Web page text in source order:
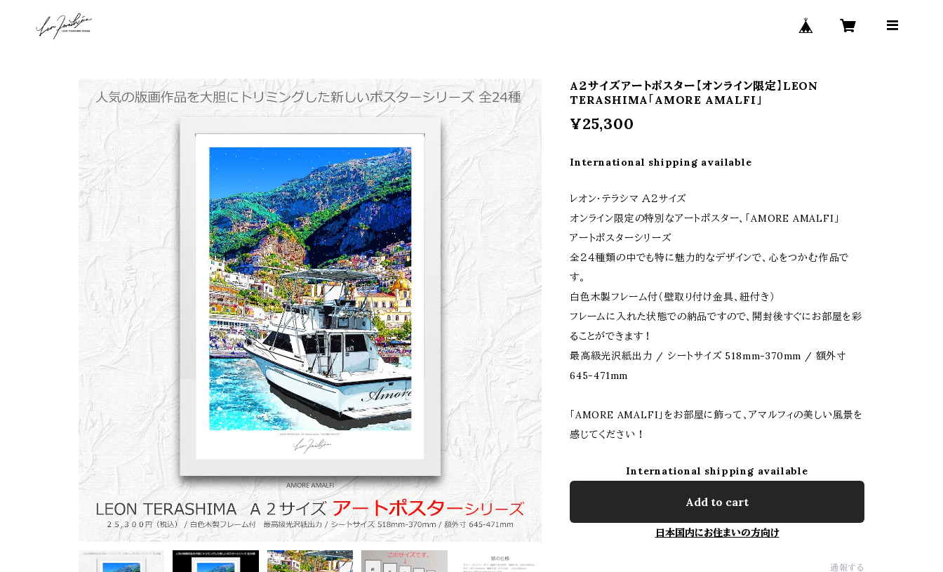
A２サイズアートポスター【オンライン限定】LEON
TERASHIMA「AMORE AMALFI」
¥25,300
International shipping available
レオン・テラシマ Ａ２サイズ
オンライン限定の特別なアートポスター、「AMORE AMALFI」
アートポスターシリーズ
全２４種類の中でも特に魅力的なデザインで、心をつかむ作品で
す。
白色木製フレーム付（壁取り付け金具、紐付き）
フレームに入れた状態での納品ですので、開封後すぐにお部屋を彩
ることができます！
最高級光沢紙出力 / シートサイズ 518mm-370mm / 額外寸
645-471mm
「AMORE AMALFI」をお部屋に飾って、アマルフィの美しい風景を
感じてください！
International shipping available
Add to cart
日本国内にお住まいの方向け
通報する